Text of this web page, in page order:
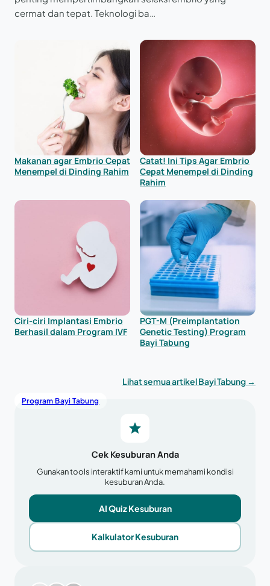
cermat dan tepat. Teknologi ba…
Makanan agar Embrio Cepat
Menempel di Dinding Rahim
Catat! Ini Tips Agar Embrio
Cepat Menempel di Dinding
Rahim
Ciri-ciri Implantasi Embrio
Berhasil dalam Program IVF
PGT-M (Preimplantation
Genetic Testing) Program
Bayi Tabung
Lihat semua artikel Bayi Tabung →
Program Bayi Tabung
Cek Kesuburan Anda
Gunakan tools interaktif kami untuk memahami kondisi
kesuburan Anda.
AI Quiz Kesuburan
Kalkulator Kesuburan